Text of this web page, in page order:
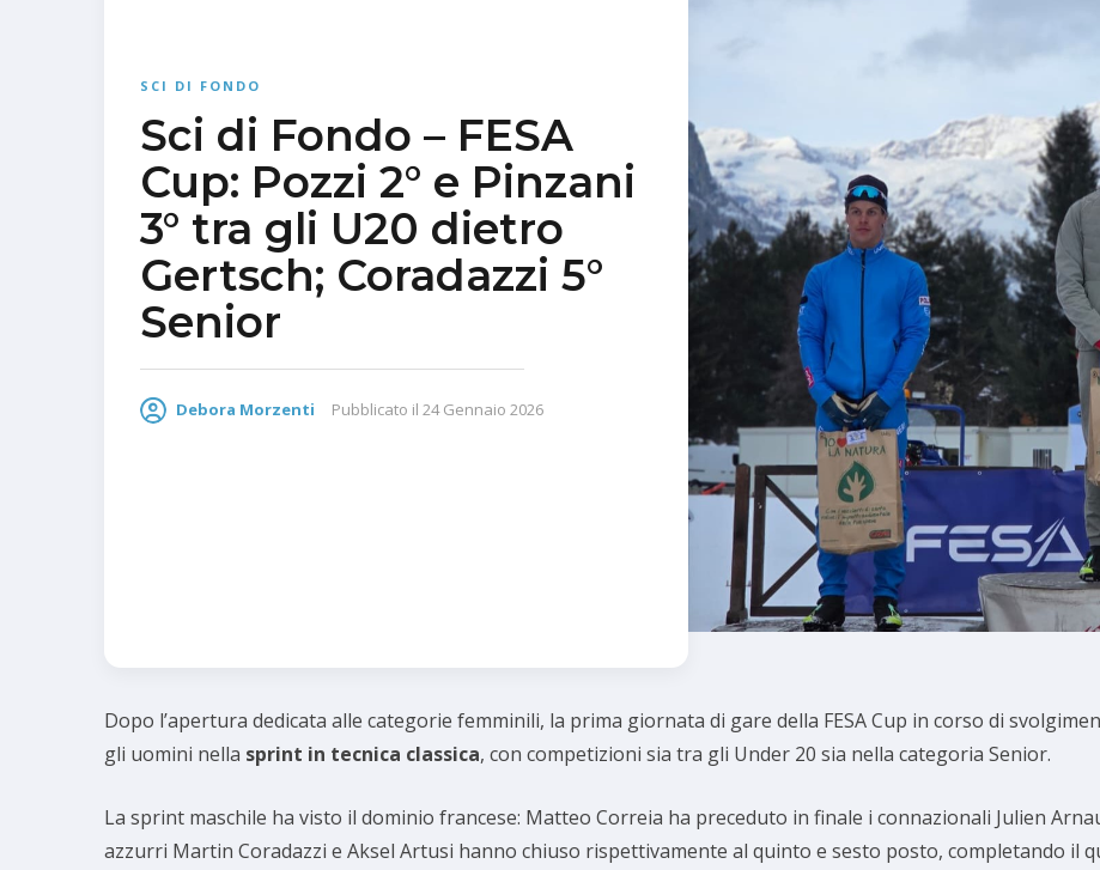
SCI DI FONDO
Sci di Fondo – FESA
Cup: Pozzi 2° e Pinzani
3° tra gli U20 dietro
Gertsch; Coradazzi 5°
Senior
Debora Morzenti Pubblicato il 24 Gennaio 2026
Dopo l’apertura dedicata alle categorie femminili, la prima giornata di gare della FESA Cup in corso di
gli uomini nella sprint in tecnica classica, con competizioni sia tra gli Under 20 sia nella categoria Senior.
La sprint maschile ha visto il dominio francese: Matteo Correia ha preceduto in finale i connazionali Julien
azzurri Martin Coradazzi e Aksel Artusi hanno chiuso rispettivamente al quinto e sesto posto, completando il